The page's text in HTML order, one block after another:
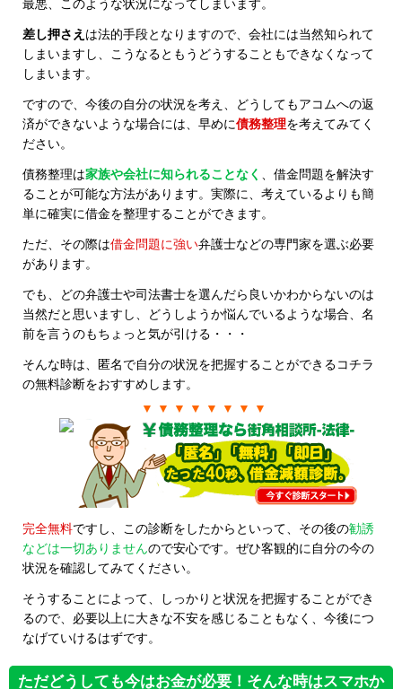
最悪、このような状況になってしまいます。
差し押さえ は法的手段となりますので、会社には当然知られて
しまいますし、こうなるともうどうすることもできなくなって
しまいます。
ですので、今後の自分の状況を考え、どうしてもアコムへの返
済ができないような場合には、早めに債務整理を考えてみてく
ださい。
債務整理は家族や会社に知られることなく
、借金問題を解決す
ることが可能な方法があります。実際に、考えているよりも簡
単に確実に借金を整理することができます。
ただ、その際は借金問題に強い弁護士などの専門家を選ぶ必要
があります。
でも、どの弁護士や司法書士を選んだら良いかわからないのは
当然だと思いますし、どうしようか悩んでいるような場合、名
前を言うのもちょっと気が引ける・・・
そんな時は、匿名で自分の状況を把握することができるコチラ
の無料診断をおすすめします。
▼ ▼ ▼ ▼ ▼ ▼ ▼ ▼
完全無料ですし、この診断をしたからといって、その後の勧誘
などは一切ありませんので安心です。ぜひ客観的に自分の今の
状況を確認してみてください。
そうすることによって、しっかりと状況を把握することができ
るので、必要以上に大きな不安を感じることもなく、今後につ
なげていけるはずです。
ただどうしても今はお金が必要！そんな時はスマホか